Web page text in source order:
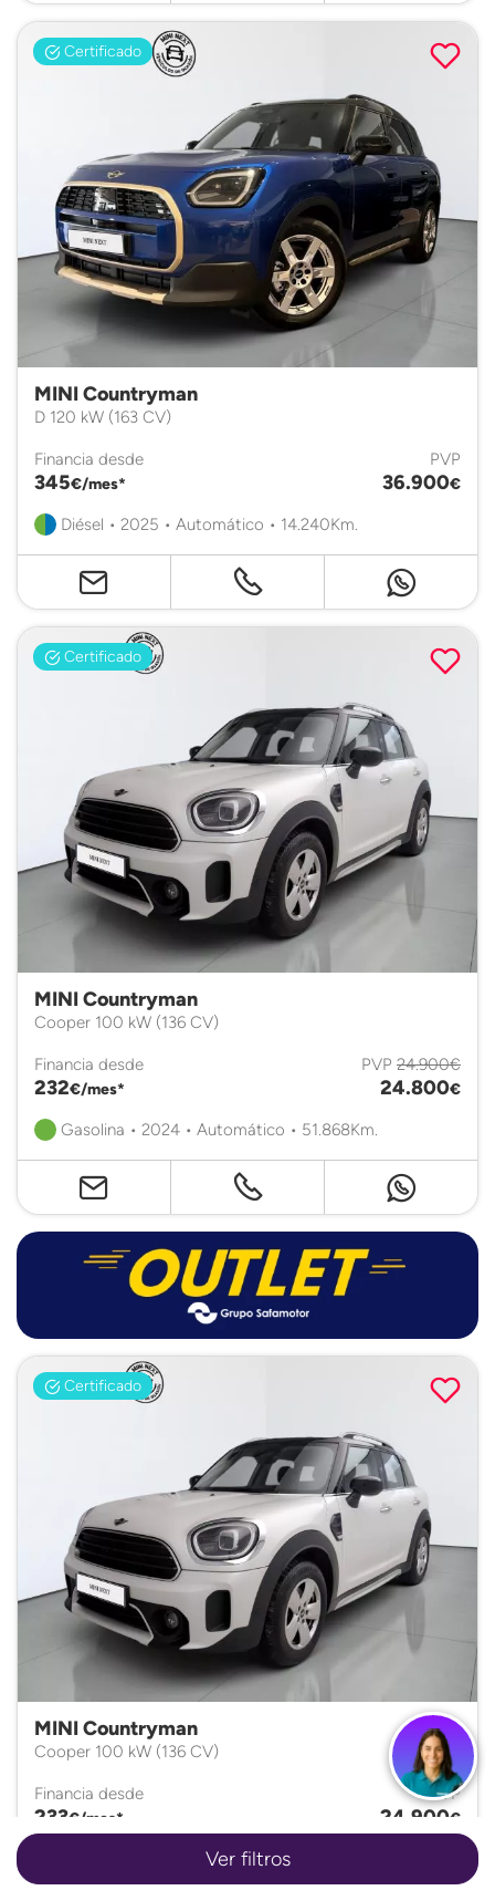
Certificado
MINI Countryman
D 120 kW (163 CV)
Financia desde
345€/mes*
PVP
36.900€
Diésel • 2025 • Automático • 14.240Km.
Certificado
MINI Countryman
Cooper 100 kW (136 CV)
Financia desde
232€/mes*
PVP 24.900€
24.800€
Gasolina • 2024 • Automático • 51.868Km.
Certificado
MINI Countryman
Cooper 100 kW (136 CV)
Financia desde
233€/mes*
PVP
24.900€
Gasolina • 2024 • Automático • 51.684Km.
Ver filtros